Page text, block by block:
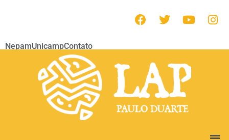
NepamUnicampContato